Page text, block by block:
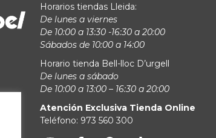
Horarios tiendas Lleida:
De lunes a viernes
De 10:00 a 13:30 -16:30 a 20:00
Sábados de 10:00 a 14:00
Horario tienda Bell-lloc D’urgell
De lunes a sábado
De 10:00 a 13:00 – 16:30 a 20:00
Atención Exclusiva Tienda Online
Teléfono: 973 560 300